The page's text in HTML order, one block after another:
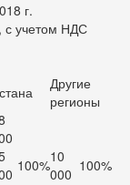
г.
с учетом НДС
Другие
регионы
100%10
000 100%